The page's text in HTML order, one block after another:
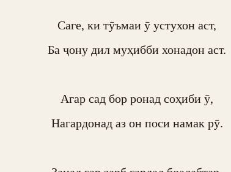
Саге, ки тӯъмаи ӯ устухон аст,
Ба ҷону дил муҳибби хонадон аст.
Агар сад бор ронад соҳиби ӯ,
Нагардонад аз он поси намак рӯ.